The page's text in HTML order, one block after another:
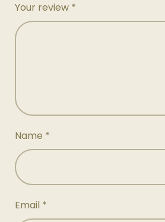
Your review *
Name *
Email *